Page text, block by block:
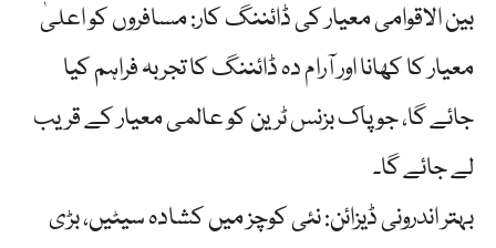
بین الاقوامی معیار کی ڈائننگ کار: مسافروں کو اعلیٰ
معیار کا کھانا اور آرام دہ ڈائننگ کا تجربہ فراہم کیا
جائے گا، جو پاک بزنس ٹرین کو عالمی معیار کے قریب
لے جائے گا۔
بہتر اندرونی ڈیزائن: نئی کوچز میں کشادہ سیٹیں، بڑی